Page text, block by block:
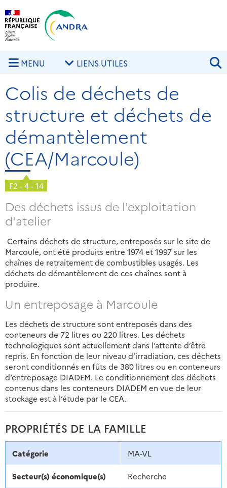
Aller au contenu principal
MENU LIENS UTILES
Colis de déchets de
structure et déchets de
démantèlement
(CEA/Marcoule)
F2 - 4 - 14
Des déchets issus de l'exploitation
d'atelier
Certains déchets de structure, entreposés sur le site de
Marcoule, ont été produits entre 1974 et 1997 sur les
chaînes de retraitement de combustibles usagés. Les
déchets de démantèlement de ces chaînes sont à
produire.
Un entreposage à Marcoule
Les déchets de structure sont entreposés dans des
conteneurs de 72 litres ou 220 litres. Les déchets
technologiques sont actuellement dans l’attente d’être
repris. En fonction de leur niveau d’irradiation, ces déchets
seront conditionnés en fûts de 380 litres ou en conteneurs
d’entreposage DIADEM. Le conditionnement des déchets
contenus dans les conteneurs DIADEM en vue de leur
stockage est à l’étude par le CEA.
PROPRIÉTÉS DE LA FAMILLE
Catégorie MA-VL
Secteur(s) économique(s) Recherche